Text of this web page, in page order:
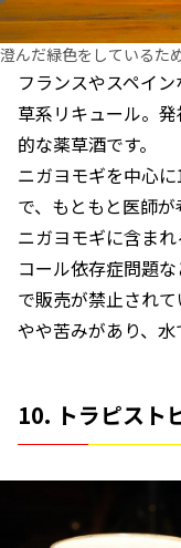
澄んだ緑色をしているた
フランスやスペイ
草系リキュール。
的な薬草酒です。
ニガヨモギを中心
で、もともと医師が
ニガヨモギに含ま
コール依存症問題
で販売が禁止されて
やや苦みがあり、水
10. トラピスト